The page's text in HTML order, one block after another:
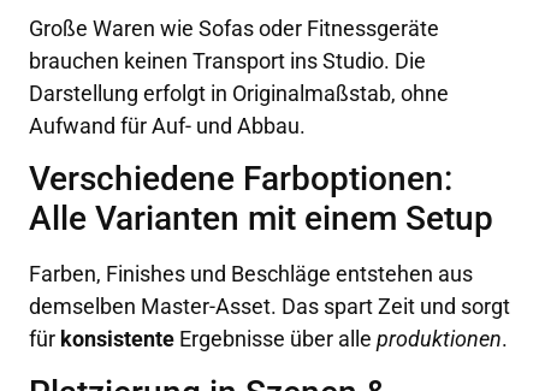
Große Waren wie Sofas oder Fitnessgeräte
brauchen keinen Transport ins Studio. Die
Darstellung erfolgt in Originalmaßstab, ohne
Aufwand für Auf- und Abbau.
Verschiedene Farboptionen:
Alle Varianten mit einem Setup
Farben, Finishes und Beschläge entstehen aus
demselben Master-Asset. Das spart Zeit und sorgt
für konsistente Ergebnisse über alle produktionen.